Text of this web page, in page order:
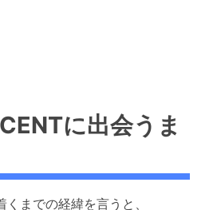
に出会うま
までの経緯を言うと、